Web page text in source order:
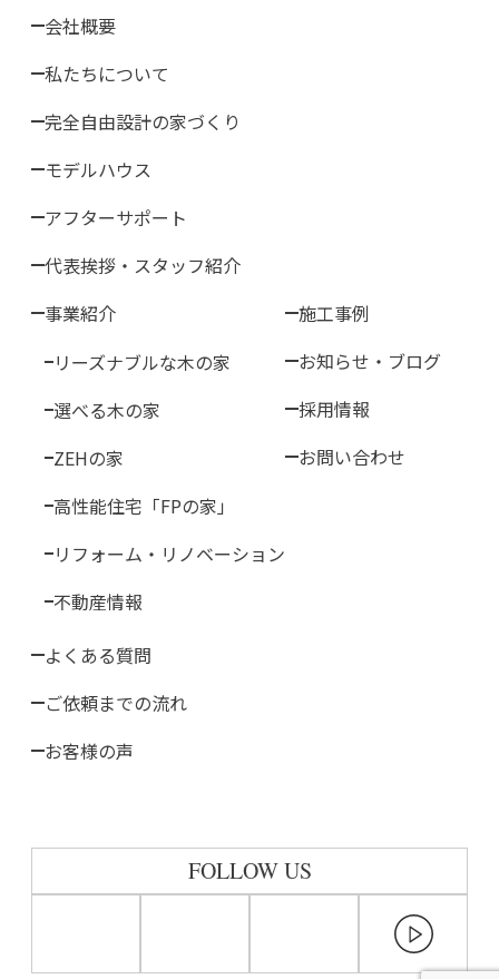
会社概要
私たちについて
完全自由設計の家づくり
モデルハウス
アフターサポート
代表挨拶・スタッフ紹介
事業紹介
リーズナブルな木の家
選べる木の家
ZEHの家
高性能住宅「FPの家」
リフォーム・リノベーション
不動産情報
よくある質問
ご依頼までの流れ
お客様の声
施工事例
お知らせ・ブログ
採用情報
お問い合わせ
FOLLOW US